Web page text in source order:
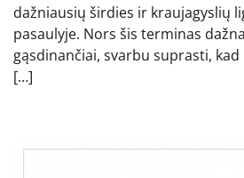
dažniausių širdies ir kraujagyslių
pasaulyje. Nors šis terminas
gąsdinančiai, svarbu suprasti,
[…]